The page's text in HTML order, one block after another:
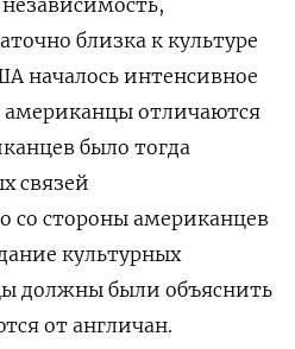
близка к культуре
началось интенсивное
отличаются
было тогда
связей
со стороны американцев
культурных
должны были объяснить
от англичан.